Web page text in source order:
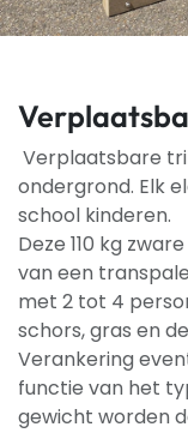
Verplaatsbare
ondergrond. Elk
school kinderen.
Deze 110 kg
van een
met 2 tot 4
schors, gras en
Verankering
functie van het
gewicht worden